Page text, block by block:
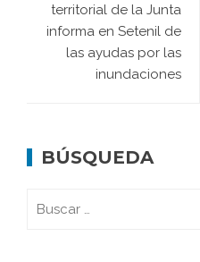
territorial de la Junta
informa en Setenil de
las ayudas por las
inundaciones
BÚSQUEDA